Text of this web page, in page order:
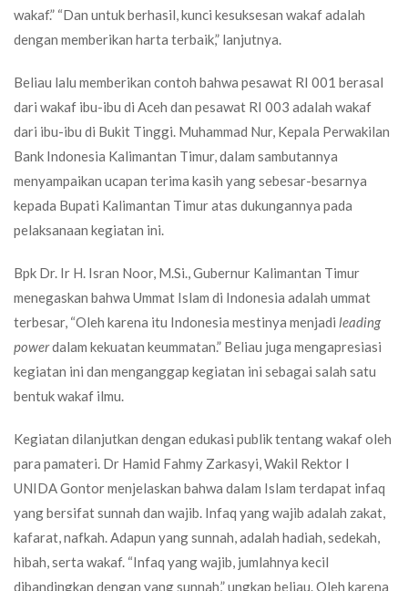
wakaf.” “Dan untuk berhasil, kunci kesuksesan wakaf adalah
dengan memberikan harta terbaik,” lanjutnya.
Beliau lalu memberikan contoh bahwa pesawat RI 001 berasal
dari wakaf ibu-ibu di Aceh dan pesawat RI 003 adalah wakaf
dari ibu-ibu di Bukit Tinggi. Muhammad Nur, Kepala Perwakilan
Bank Indonesia Kalimantan Timur, dalam sambutannya
menyampaikan ucapan terima kasih yang sebesar-besarnya
kepada Bupati Kalimantan Timur atas dukungannya pada
pelaksanaan kegiatan ini.
Bpk Dr. Ir H. Isran Noor, M.Si., Gubernur Kalimantan Timur
menegaskan bahwa Ummat Islam di Indonesia adalah ummat
terbesar, “Oleh karena itu Indonesia mestinya menjadi leading
powerdalam kekuatan keummatan.” Beliau juga mengapresiasi
kegiatan ini dan menganggap kegiatan ini sebagai salah satu
bentuk wakaf ilmu.
Kegiatan dilanjutkan dengan edukasi publik tentang wakaf oleh
para pamateri. Dr Hamid Fahmy Zarkasyi, Wakil Rektor I
UNIDA Gontor menjelaskan bahwa dalam Islam terdapat infaq
yang bersifat sunnah dan wajib. Infaq yang wajib adalah zakat,
kafarat, nafkah. Adapun yang sunnah, adalah hadiah, sedekah,
hibah, serta wakaf. “Infaq yang wajib, jumlahnya kecil
dibandingkan dengan yang sunnah,” ungkap beliau. Oleh karena